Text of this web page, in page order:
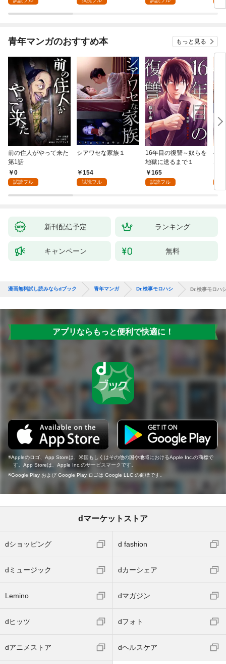
青年マンガのおすすめ本 もっと見る
前の住人がやって来た
第1話
0
試読フル
シアワセな家族１
154
試読フル
16年目の復讐～奴らを
地獄に送るまで１
165
試読フル
ベ
新刊配信予定 ランキング
キャンペーン 無料
漫画無料試し読みならdブック 青年マンガ Dr.検事モロハシ Dr.検事モロハ
アプリならもっと便利で快適に！
Appleのロゴ、App Storeは、米国もしくはその他の国や地域におけるApple Inc.の商標で
す。App Storeは、Apple Inc.のサービスマークです。
Google Play および Google Play ロゴは Google LLC の商標です。
dマーケットストア
dショッピング d fashion
dミュージック dカーシェア
Lemino dマガジン
dヒッツ dフォト
dアニメストア dヘルスケア